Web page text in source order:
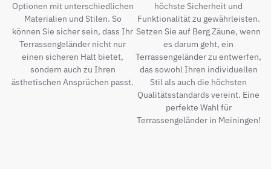
Optionen mit unterschiedlichen
Materialien und Stilen. So
können Sie sicher sein, dass Ihr
Terrassengeländer nicht nur
einen sicheren Halt bietet,
sondern auch zu Ihren
ästhetischen Ansprüchen passt.
höchste Sicherheit und
Funktionalität zu gewährleisten.
Setzen Sie auf Berg Zäune, wenn
es darum geht, ein
Terrassengeländer zu entwerfen,
das sowohl Ihren individuellen
Stil als auch die höchsten
Qualitätsstandards vereint. Eine
perfekte Wahl für
Terrassengeländer in Meiningen!